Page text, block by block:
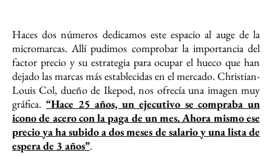
Haces dos números dedicamos este espacio al auge de la
micromarcas. Allí pudimos comprobar la importancia del
factor precio y su estrategia para ocupar el hueco que han
dejado las marcas más establecidas en el mercado. Christian-
Louis Col, dueño de Ikepod, nos ofrecía una imagen muy
gráfica. “Hace 25 años, un ejecutivo se compraba un
icono de acero con la paga de un mes. Ahora mismo ese
precio ya ha subido a dos meses de salario y una lista de
espera de 3 años”.